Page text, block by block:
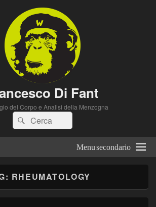
Di Fant
del Corpo e Analisi della Menzogna
Cerca:Cerca
Menu secondario
RHEUMATOLOGY